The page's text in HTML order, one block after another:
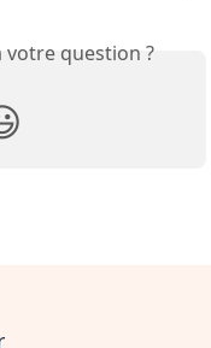
votre question ?